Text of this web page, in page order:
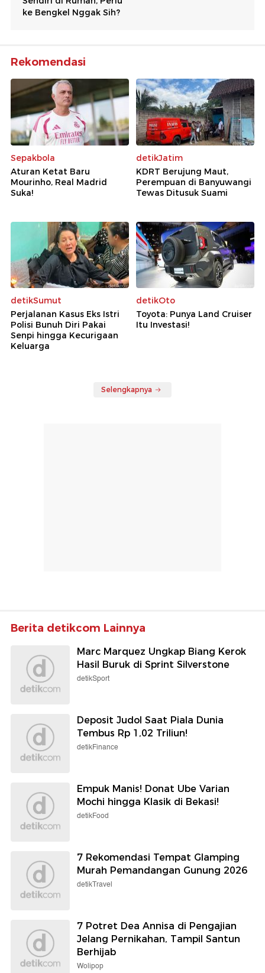
Rekomendasi
Sepakbola
Aturan Ketat Baru
Mourinho, Real Madrid
Suka!
detikJatim
KDRT Berujung Maut,
Perempuan di Banyuwangi
Tewas Ditusuk Suami
detikSumut
Perjalanan Kasus Eks Istri
Polisi Bunuh Diri Pakai
Senpi hingga Kecurigaan
Keluarga
detikOto
Toyota: Punya Land Cruiser
Itu Investasi!
Selengkapnya
Berita detikcom Lainnya
Marc Marquez Ungkap Biang Kerok
Hasil Buruk di Sprint Silverstone
detikSport
Deposit Judol Saat Piala Dunia
Tembus Rp 1,02 Triliun!
detikFinance
Empuk Manis! Donat Ube Varian
Mochi hingga Klasik di Bekasi!
detikFood
7 Rekomendasi Tempat Glamping
Murah Pemandangan Gunung 2026
detikTravel
7 Potret Dea Annisa di Pengajian
Jelang Pernikahan, Tampil Santun
Berhijab
Wolipop